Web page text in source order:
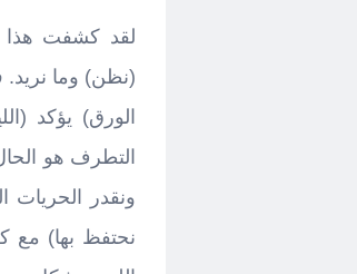
لقد كشفت هذا
(نظن) وما نريد.
الورق) يؤكد
التطرف هو
ونقدر الحريات
نحتفظ بها) مع